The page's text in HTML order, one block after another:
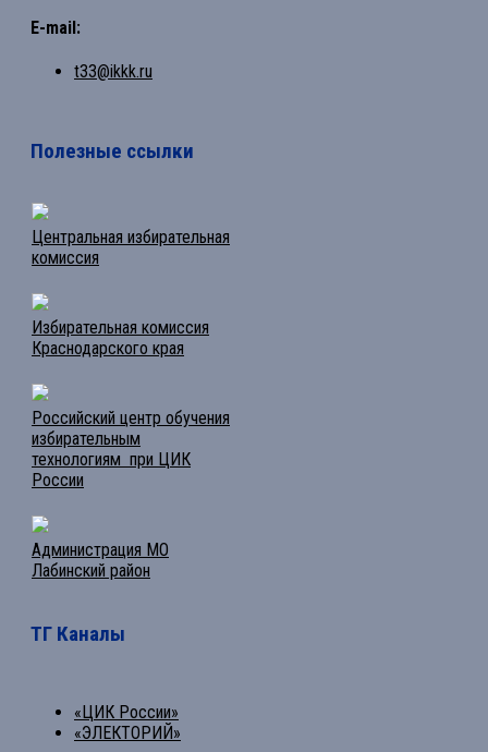
E-mail:
t33@ikkk.ru
Полезные ссылки
Центральная избирательная
комиссия
Избирательная комиссия
Краснодарского края
Российский центр обучения
избирательным
технологиям при ЦИК
России
Администрация МО
Лабинский район
ТГ Каналы
«ЦИК России»
«ЭЛЕКТОРИЙ»